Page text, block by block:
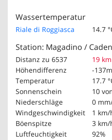
Wassertemperatur
Riale di Roggiasca 14.7
Station: Magadino /
Distanz zu 6537
19 km
Höhendifferenz
-
Temperatur
17.7
Sonnenschein
10
Niederschläge
0
Windgeschwindigkeit
1 km/
Böenspitze
3 km/
Luftfeuchtigkeit
92%